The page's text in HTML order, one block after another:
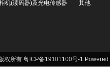
机(读码器)及光电传感器
其他
权所有 粤ICP备19101100号-1